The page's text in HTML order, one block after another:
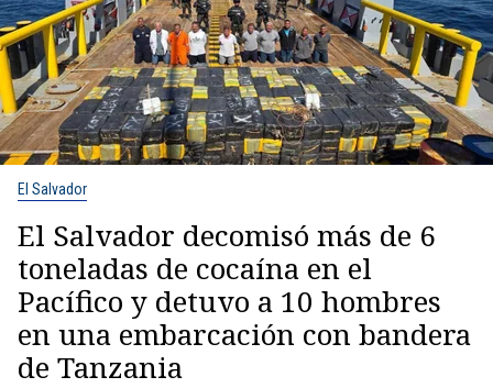
El Salvador
El Salvador decomisó más de 6
toneladas de cocaína en el
Pacífico y detuvo a 10 hombres
en una embarcación con bandera
de Tanzania